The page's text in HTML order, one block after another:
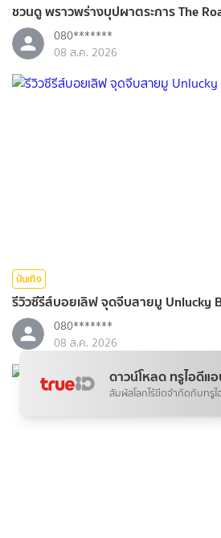
ชวนดู พราวพร่างบุปผาตระการ The
080*******
08 ส.ค. 2026
บันเทิง
รีวิวซีรีส์บอยเลิฟ จุดจีบสายมู Unlucky
080*******
08 ส.ค. 2026
ดาวน์โหลด ทรูไอดีแ
สัมผัสโลกไร้ขีดจำกัดกับทรูไ